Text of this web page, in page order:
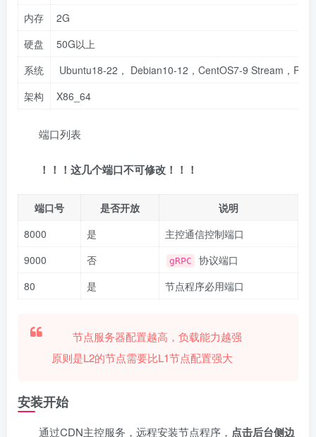
内存
2G
硬盘
50G以上
系统
Ubuntu18-22， Debian10-12，CentOS7-9 Stream，
架构
X86_64
端口列表
！！！这几个端口不可修改！！！
端口号 是否开放
说明
8000
是
主控通信控制端口
9000
否 gRPC
协议端口
80
是 节点程序必用端口
节点服务器配置越高，负载能力越强
原则是L2的节点需要比L1节点配置强大
安装开始
通过CDN主控服务，远程安装节点程序， 点击后台侧边